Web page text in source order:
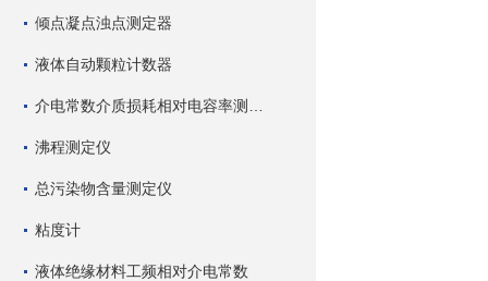
倾点凝点浊点测定器
液体自动颗粒计数器
沸程测定仪
总污染物含量测定仪
粘度计
液体绝缘材料工频相对介电常数